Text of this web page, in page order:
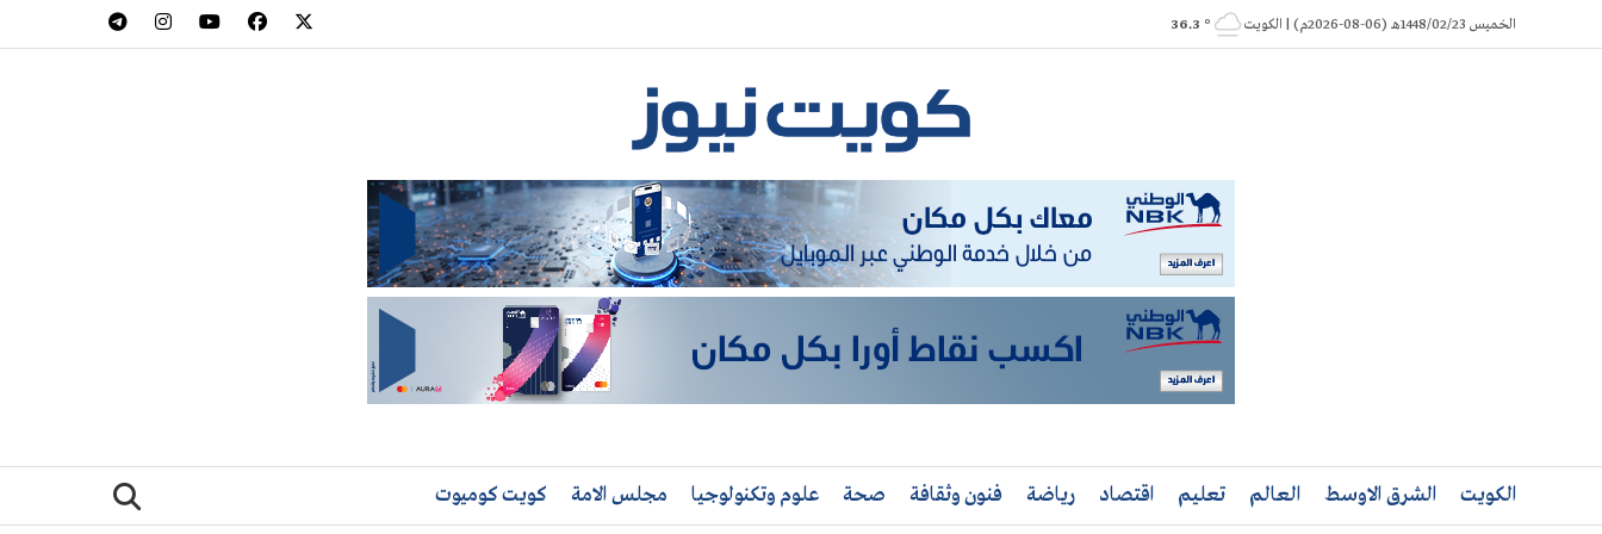
to
الخميس 1448/02/23هـ (06-08-2026م) | الكويت ° 36.3
الكويت الشرق الاوسط العالم تعليم اقتصاد رياضة فنون وثقافة صحة علوم وتكنولوجيا مجلس الامة كويت كوميوت